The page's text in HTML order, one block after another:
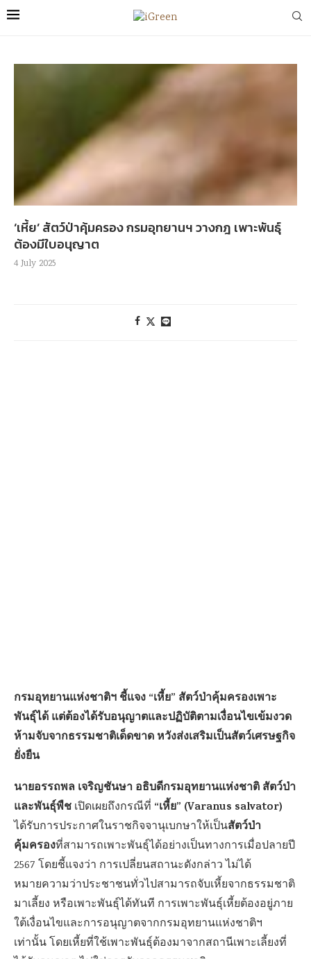
‘เหี้ย’ สัตว์ป่าคุ้มครอง กรมอุทยานฯ วางกฎ เพาะพันธุ์
ต้องมีใบอนุญาต
4 July 2025
กรมอุทยานแห่งชาติฯ ชี้แจง “เหี้ย” สัตว์ป่าคุ้มครองเพาะ
พันธุ์ได้ แต่ต้องได้รับอนุญาตและปฏิบัติตามเงื่อนไขเข้มงวด
ห้ามจับจากธรรมชาติเด็ดขาด หวังส่งเสริมเป็นสัตว์เศรษฐกิจ
ยั่งยืน
นายอรรถพล เจริญชันษา อธิบดีกรมอุทยานแห่งชาติ สัตว์ป่า
และพันธุ์พืช เปิดเผยถึงกรณีที่ “เหี้ย” (Varanus salvator)
ได้รับการประกาศในราชกิจจานุเบกษาให้เป็นสัตว์ป่า
คุ้มครองที่สามารถเพาะพันธุ์ได้อย่างเป็นทางการเมื่อปลายปี
2567 โดยชี้แจงว่า การเปลี่ยนสถานะดังกล่าว ไม่ได้
หมายความว่าประชาชนทั่วไปสามารถจับเหี้ยจากธรรมชาติ
มาเลี้ยง หรือเพาะพันธุ์ได้ทันที การเพาะพันธุ์เหี้ยต้องอยู่ภาย
ใต้เงื่อนไขและการอนุญาตจากกรมอุทยานแห่งชาติฯ
เท่านั้น โดยเหี้ยที่ใช้เพาะพันธุ์ต้องมาจากสถานีเพาะเลี้ยงที่